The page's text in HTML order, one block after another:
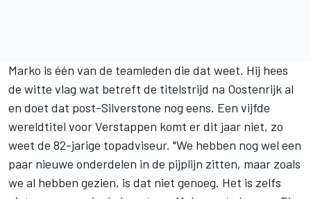
Marko is één van de teamleden die dat weet. Hij hees
de witte vlag wat betreft de titelstrijd na Oostenrijk al
en doet dat post-Silverstone nog eens. Een vijfde
wereldtitel voor Verstappen komt er dit jaar niet, zo
weet de 82-jarige topadviseur. "We hebben nog wel een
paar nieuwe onderdelen in de pijplijn zitten, maar zoals
we al hebben gezien, is dat niet genoeg. Het is zelfs